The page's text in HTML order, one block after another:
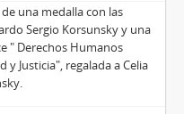
una medalla con las
Sergio Korsunsky y una
" Derechos Humanos
y Justicia", regalada a Celia